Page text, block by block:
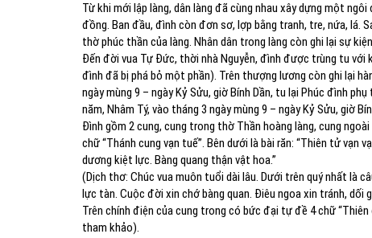
Từ khi mới lập làng, dân làng đã cùng nhau xây dựng một
đồng. Ban đầu, đình còn đơn sơ, lợp bằng tranh, tre, nứa, lá.
thờ phúc thần của làng. Nhân dân trong làng còn ghi lại sự
Đến đời vua Tự Đức, thời nhà Nguyễn, đình được trùng tu
đình đã bị phá bỏ một phần). Trên thượng lương còn ghi lại
ngày mùng 9 – ngày Kỷ Sửu, giờ Bính Dần, tu lại Phúc đình
năm, Nhâm Tý, vào tháng 3 ngày mùng 9 – ngày Kỷ Sửu, giờ
Đình gồm 2 cung, cung trong thờ Thần hoàng làng, cung
chữ “Thánh cung vạn tuế”. Bên dưới là bài răn: “Thiên tử
dương kiệt lực. Bàng quang thận vật hoa.”
(Dịch thơ: Chúc vua muôn tuổi dài lâu. Dưới trên quý nhất là
lực tàn. Cuộc đời xin chớ bàng quan. Điêu ngoa xin tránh, dối
Trên chính điện của cung trong có bức đại tự đề 4 chữ
tham khảo).